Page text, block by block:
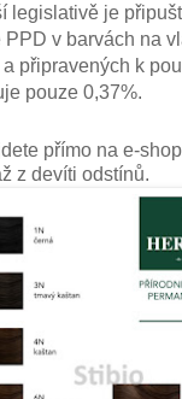
legislativě je
PPD v barvách na
připravených k
pouze 0,37%.
přímo na e-
z devíti odstínů.